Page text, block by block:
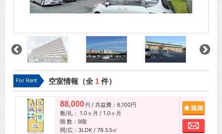
For Rent 空室情報（全 1件）
88,000 円 / 共益費：6,100円
敷/礼： 1.0ヶ月 / 1.0ヶ月
階 数：9階
間/広：3LDK / 76.53㎡
お問